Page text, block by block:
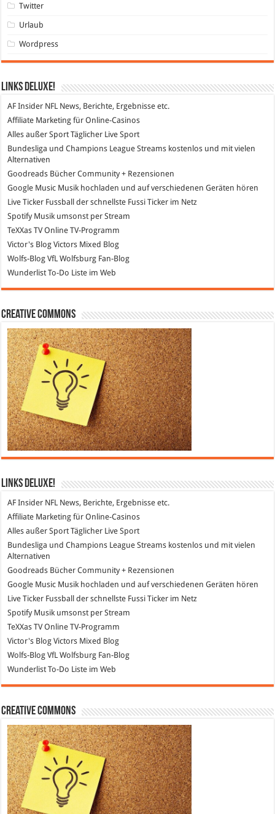
Twitter
Urlaub
Wordpress
Links DeLuXe!
AF Insider NFL News, Berichte, Ergebnisse etc.
Affiliate Marketing für Online-Casinos
Alles außer Sport Täglicher Live Sport
Bundesliga und Champions League Streams kostenlos und mit vielen
Alternativen
Goodreads Bücher Community + Rezensionen
Google Music Musik hochladen und auf verschiedenen Geräten hören
Live Ticker Fussball der schnellste Fussi Ticker im Netz
SpotifyMusik umsonst per Stream
TeXXas TVOnline TV-Programm
Victor's Blog Victors Mixed Blog
Wolfs-Blog VfL Wolfsburg Fan-Blog
Wunderlist To-Do Liste im Web
Creative Commons
Links DeLuXe!
AF Insider NFL News, Berichte, Ergebnisse etc.
Affiliate Marketing für Online-Casinos
Alles außer SportTäglicher Live Sport
Bundesliga und Champions League Streams kostenlos und mit vielen
Alternativen
Goodreads Bücher Community + Rezensionen
Google Music Musik hochladen und auf verschiedenen Geräten hören
Live Ticker Fussball
der schnellste Fussi Ticker im Netz
SpotifyMusik umsonst per Stream
TeXXas TVOnline TV-Programm
Victor's Blog Victors Mixed Blog
Wolfs-Blog VfL Wolfsburg Fan-Blog
WunderlistTo-Do Liste im Web
Creative Commons